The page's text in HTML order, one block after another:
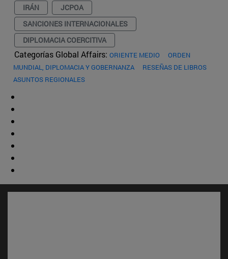
IRÁN
JCPOA
SANCIONES INTERNACIONALES
DIPLOMACIA COERCITIVA
Categorías Global Affairs: ORIENTE MEDIO
ORDEN
MUNDIAL, DIPLOMACIA Y GOBERNANZA
RESEÑAS DE LIBROS
ASUNTOS REGIONALES